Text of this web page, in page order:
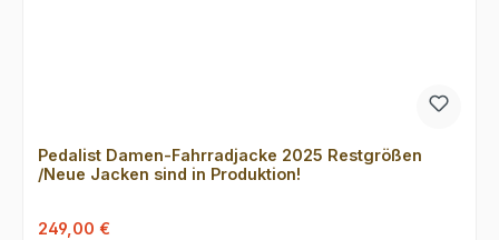
Pedalist Damen-Fahrradjacke 2025 Restgrößen
/Neue Jacken sind in Produktion!
Verkaufspreis:
249,00 €